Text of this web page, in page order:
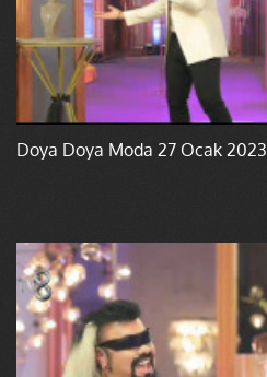
Doya Doya Moda 27 Ocak 2023